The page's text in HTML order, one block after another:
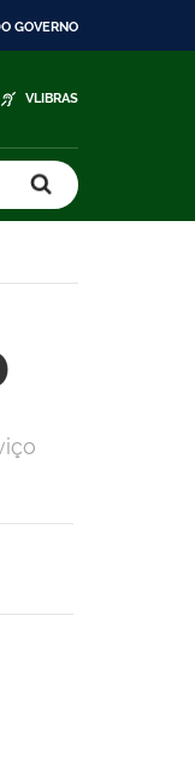
GOVERNO
VLIBRAS